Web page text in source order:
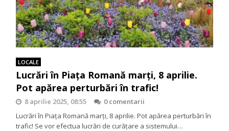
LOCALE
Lucrări în Piața Romană marți, 8 aprilie.
Pot apărea perturbări în trafic!
8 aprilie 2025, 08:55
0 comentarii
Lucrări în Piața Romană marți, 8 aprilie. Pot apărea perturbări în
trafic! Se vor efectua lucrări de curățare a sistemului…